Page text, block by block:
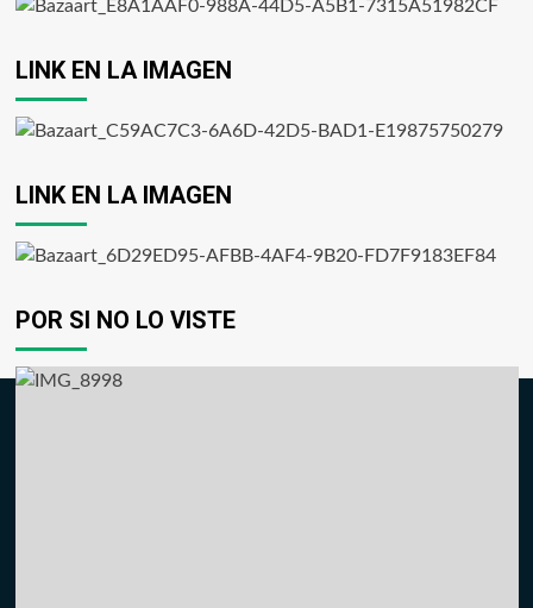
LINK EN LA IMAGEN
LINK EN LA IMAGEN
POR SI NO LO VISTE